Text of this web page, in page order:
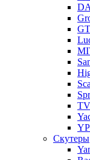
Скутеры